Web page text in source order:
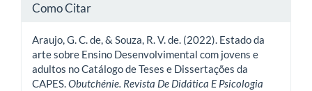
Como Citar
Araujo, G. C. de, & Souza, R. V. de. (2022). Estado da
arte sobre Ensino Desenvolvimental com jovens e
adultos no Catálogo de Teses e Dissertações da
CAPES.Obutchénie. Revista De Didática E Psicologia